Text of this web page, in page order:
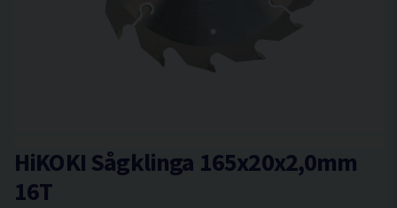
HiKOKI Sågklinga 165x20x2,0mm
16T